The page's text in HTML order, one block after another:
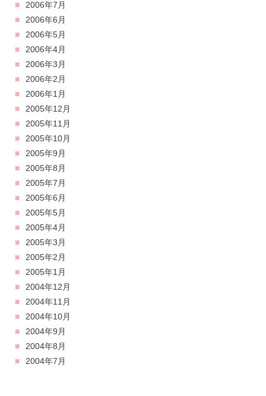
2006年7月
2006年6月
2006年5月
2006年4月
2006年3月
2006年2月
2006年1月
2005年12月
2005年11月
2005年10月
2005年9月
2005年8月
2005年7月
2005年6月
2005年5月
2005年4月
2005年3月
2005年2月
2005年1月
2004年12月
2004年11月
2004年10月
2004年9月
2004年8月
2004年7月